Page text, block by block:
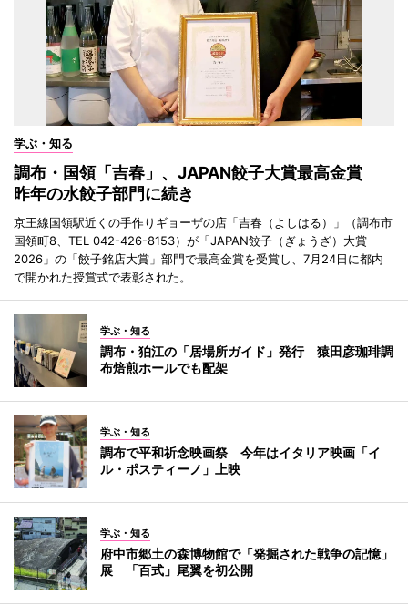
学ぶ・知る
調布・国領「吉春」、JAPAN餃子大賞最高金賞
昨年の水餃子部門に続き
京王線国領駅近くの手作りギョーザの店「吉春（よしはる）」（調布市
国領町8、TEL 042-426-8153）が「JAPAN餃子（ぎょうざ）大賞
2026」の「餃子銘店大賞」部門で最高金賞を受賞し、7月24日に都内
で開かれた授賞式で表彰された。
学ぶ・知る
調布・狛江の「居場所ガイド」発行 猿田彦珈琲調
布焙煎ホールでも配架
学ぶ・知る
調布で平和祈念映画祭 今年はイタリア映画「イ
ル・ポスティーノ」上映
学ぶ・知る
府中市郷土の森博物館で「発掘された戦争の記憶」
展 「百式」尾翼を初公開